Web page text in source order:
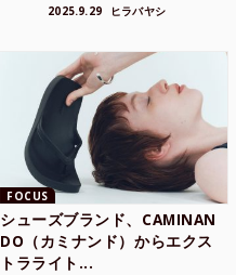
2025.9.29 ヒラバヤシ
FOCUS
シューズブランド、CAMINAN
DO（カミナンド）からエクス
トラライト...